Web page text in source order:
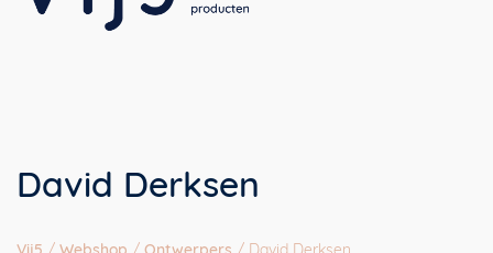
David Derksen